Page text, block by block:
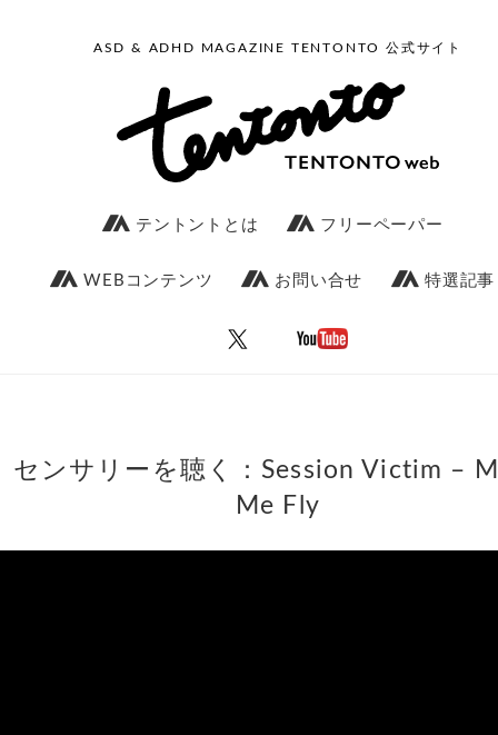
ASD & ADHD MAGAZINE TENTONTO 公式サイト
テントントとは フリーペーパー
WEBコンテンツ お問い合せ 特選記事
センサリーを聴く：Session Victim –
Me Fly